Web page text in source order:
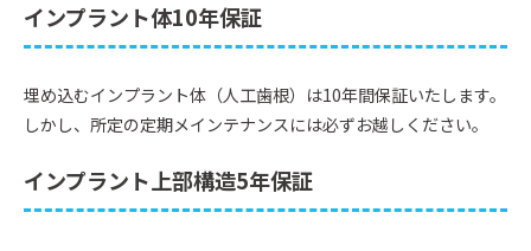
インプラント体10年保証
埋め込むインプラント体（人工歯根）は10年間保証いたします。
しかし、所定の定期メインテナンスには必ずお越しください。
インプラント上部構造5年保証